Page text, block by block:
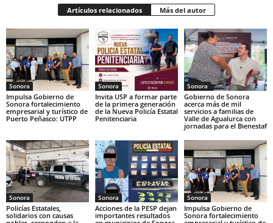
Artículos relacionados Más del autor
Sonora
Impulsa Gobierno de
Sonora fortalecimiento
empresarial y turístico de
Puerto Peñasco: UTPP
Sonora
Invita USP a formar parte
de la primera generación
de la Nueva Policía Estatal
Penitenciaria
Sonora
Gobierno de Sonora
acerca más de mil
servicios a familias de
Valle de Agualurca con
jornadas para el Bienestaf
Sonora
Policías Estatales,
solidarios con causas
Sonora
Acciones de la PESP dejan
importantes resultados
Sonora
Impulsa Gobierno de
Sonora fortalecimiento